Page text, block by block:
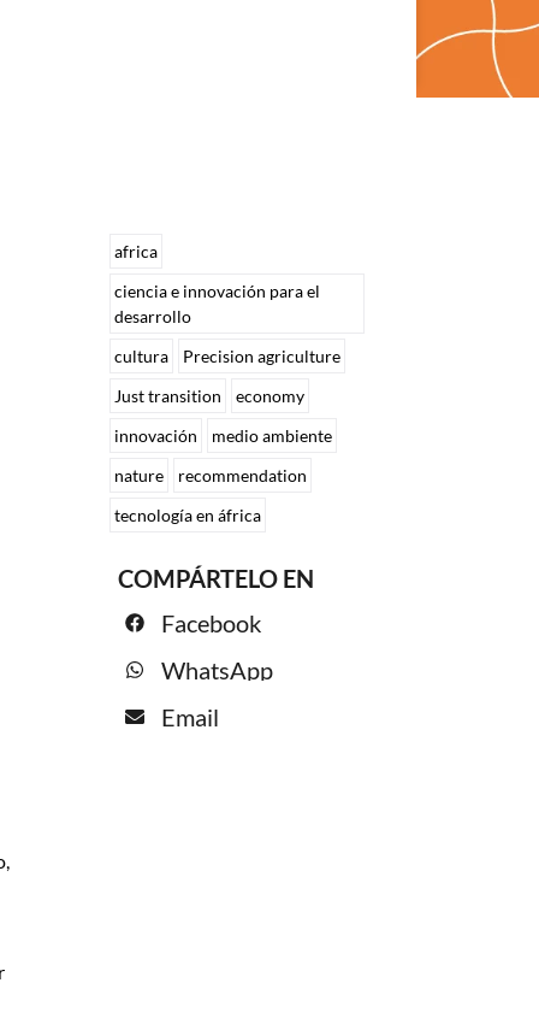
africa
ciencia e innovación para el
desarrollo
cultura
Precision agriculture
Just transition
economy
innovación
medio ambiente
nature
recommendation
tecnología en áfrica
COMPÁRTELO EN
Facebook
WhatsApp
Email